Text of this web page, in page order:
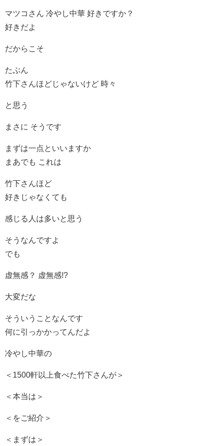
マツコさん 冷やし中華 好きですか？
好きだよ
だからこそ
たぶん
竹下さんほどじゃないけど 時々
と思う
まさに そうです
まずは一点といいますか
まあでも これは
竹下さんほど
好きじゃなくても
感じる人は多いと思う
そうなんですよ
でも
虚無感？ 虚無感!?
大変だな
そういうことなんです
何に引っかかってんだよ
冷やし中華の
＜1500軒以上食べた竹下さんが＞
＜本当は＞
＜をご紹介＞
＜まずは＞